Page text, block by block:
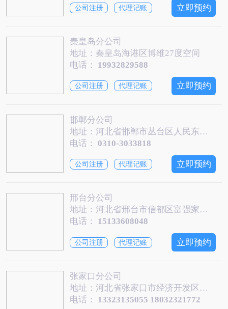
公司注册 代理记账 立即预约
秦皇岛分公司
地址：秦皇岛海港区博维27度空间
电话： 19932829588
公司注册 代理记账 立即预约
邯郸分公司
地址：河北省邯郸市丛台区人民东路金世纪商务中心2515
电话：0310-3033818
公司注册 代理记账 立即预约
邢台分公司
地址：河北省邢台市信都区富强家园商业综合楼B座3楼一诺前景
电话： 15133608048
公司注册 代理记账 立即预约
张家口分公司
地址：河北省张家口市经济开发区新东亚财富中心B座428号
电话： 13323135055 18032321772